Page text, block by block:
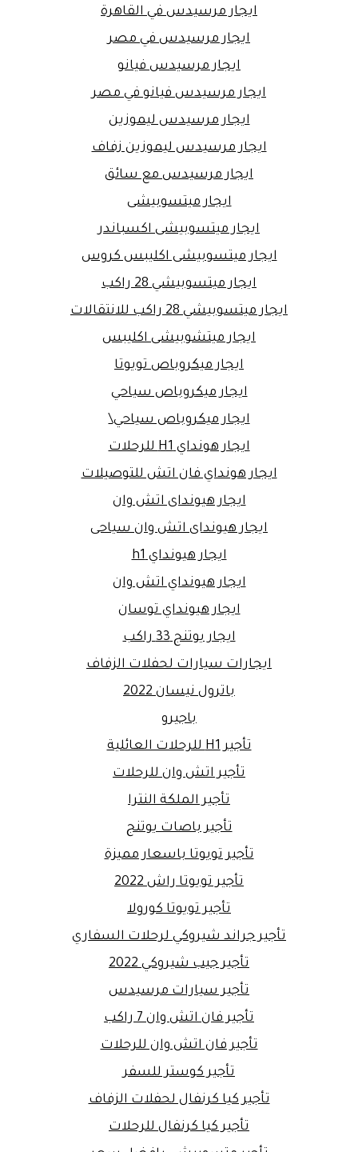
ايجار مرسيدس في القاهرة
ايجار مرسيدس في مصر
ايجار مرسيدس فيانو
ايجار مرسيدس فيانو في مصر
ايجار مرسيدس ليموزين
ايجار مرسيدس ليموزين زفاف
ايجار مرسيدس مع سائق
ايجار ميتسوبيشى
ايجار ميتسوبيشى اكسباندر
ايجار ميتسوبيشى اكليبس كروس
ايجار ميتسوبيشي 28 راكب
ايجار ميتسوبيشي 28 راكب للانتقالات
ايجار ميتشوبيشى اكليبس
ايجار ميكروباص تويوتا
ايجار ميكروباص سياحي
ايجار ميكروباص سياحي\
ايجار هونداي H1 للرحلات
ايجار هونداي فان اتش للتوصيلات
ايجار هيونداى اتش وان
ايجار هيونداى اتش وان سياحى
ايجار هيونداي h1
ايجار هيونداي اتش وان
ايجار هيونداي توسان
ايجار يوتنج 33 راكب
ايجارات سيارات لحفلات الزفاف
باترول نيسان 2022
باجيرو
تأجير H1 للرحلات العائلية
تأجير اتش وان للرحلات
تأجير الملكة النترا
تأجير باصات يوتنج
تأجير تويوتا باسعار مميزة
تأجير تويوتا راش 2022
تأجير تويوتا كورولا
تأجير جراند شيروكي لرحلات السفاري
تأجير جيب شيروكي 2022
تأجير سيارات مرسيدس
تأجير فان اتش وان 7 راكب
تأجير فان اتش وان للرحلات
تأجير كوستر للسفر
تأجير كيا كرنفال لحفلات الزفاف
تأجير كيا كرنفال للرحلات